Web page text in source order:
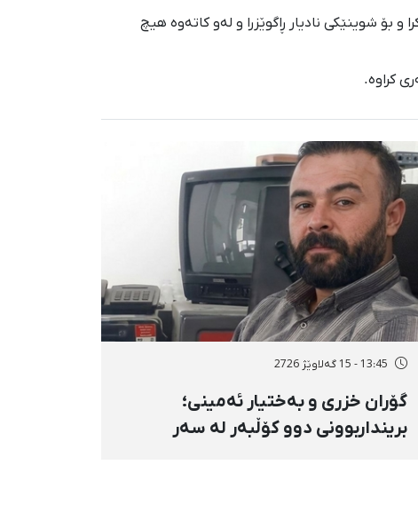
کرا و بۆ شوینێکی نادیار ڕاگوێزرا و لەو کاتەوە هیچ
کراوە.
13:45 - 15 گەلاوێژ 2726
گۆران خزری و بەختیار ئەمینی؛
برینداربوونی دوو کۆڵبەر لە سەر